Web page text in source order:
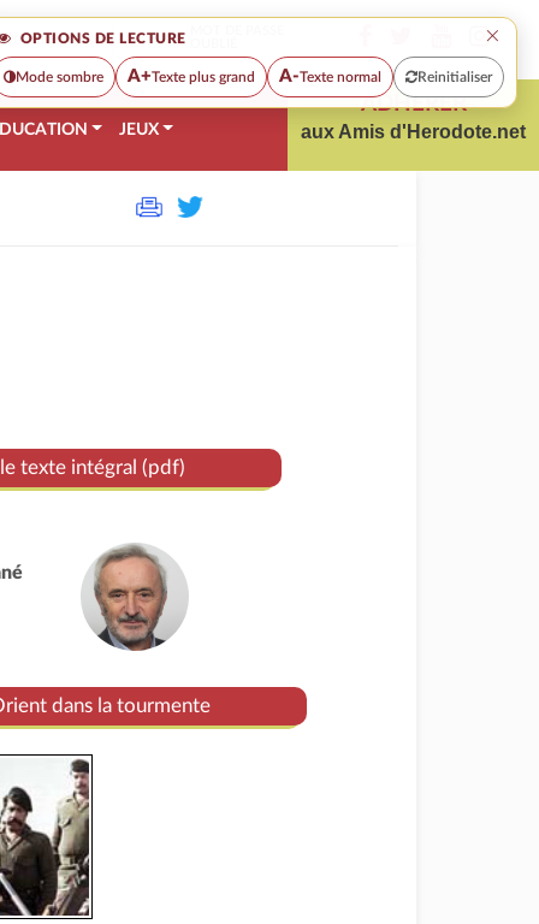
OPTIONS DE LECTURE ×
Mode sombre A+Texte plus grand A-Texte normal Reinitialiser
JEUX
ADHÉRER
aux Amis d'Herodote.net
texte intégral (pdf)
dans la tourmente